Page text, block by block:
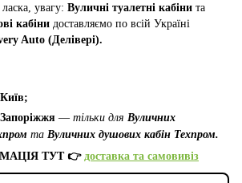
увагу: Вуличні туалетні кабіни та
кабіни доставляємо по всій Україні
Auto (Делівері).
Київ;
Запоріжжя — тільки для Вуличних
та Вуличних душових кабін Техпром.
ТУТ 👉 доставка та самовивіз